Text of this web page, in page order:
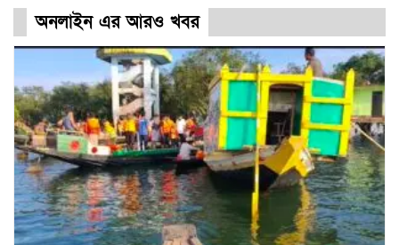
অনলাইন এর আরও খবর